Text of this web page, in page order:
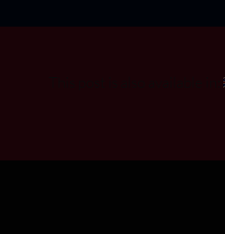
This post is also available in: